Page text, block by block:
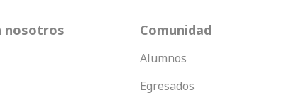
nosotros Comunidad
Alumnos
Egresados